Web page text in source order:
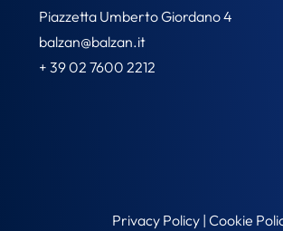
Piazzetta Umberto Giordano 4
balzan@balzan.it
+ 39 02 7600 2212
Privacy Policy | Cookie